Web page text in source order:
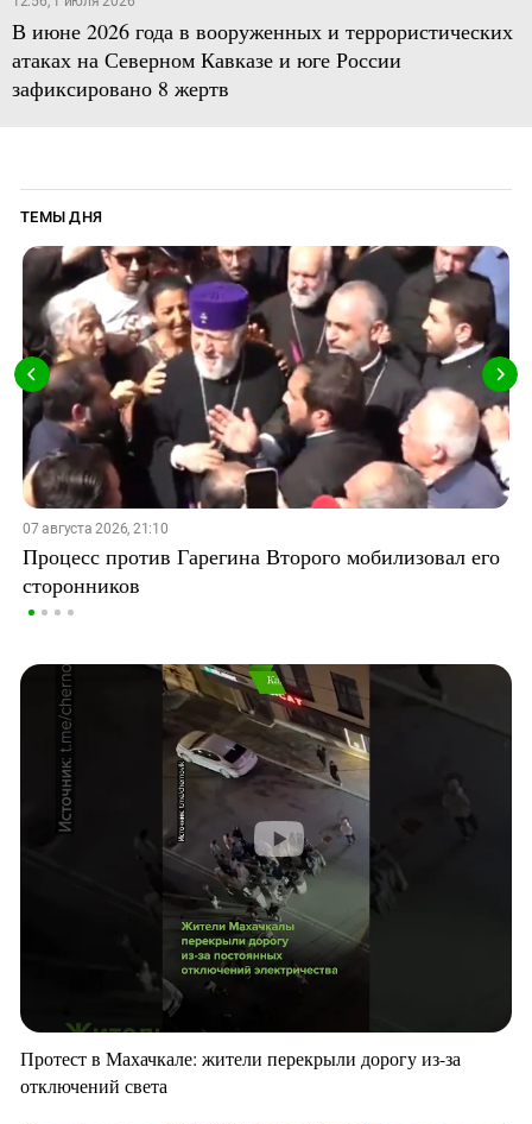
В июне 2026 года в вооруженных и террористических
атаках на Северном Кавказе и юге России
зафиксировано 8 жертв
ТЕМЫ ДНЯ
07 августа 2026, 21:10
Процесс против Гарегина Второго мобилизовал его
сторонников
Протест в Махачкале: жители перекрыли дорогу из-за
отключений света